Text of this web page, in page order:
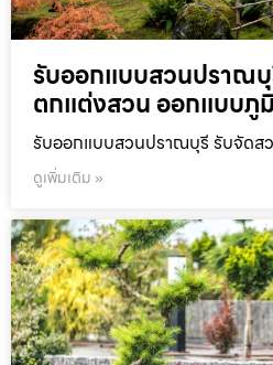
รับออกแบบสวนปราณ
ตกแต่งสวน ออกแบบภู
รับออกแบบสวนปราณบุรี รับจัดส
ดูเพิ่มเติม »